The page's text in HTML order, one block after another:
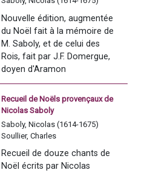
jouit. Cependant ces
rééditions, complètes ou
partielles, sont généralement
fautives, par omissions,
déformations, ou ajouts
inconsidérés. En outre, elles
ne proposent pratiquement
jamais de traduction, encore
moins de notes sur la vie
locale et nationale au XVII
siècle, susceptibles de fournir
des clés de lecture.
Nouvelle édition, augmentée
du Noël fait à la mémoire de
M. Saboly, et de celui des
Rois, fait par J.F. Domergue,
doyen d'Aramon
Recueil de Noëls provençaux de
Nicolas Saboly
Saboly, Nicolas (1614-1675)
Soullier, Charles
Recueil de douze chants de
Noël écrits par Nicolas